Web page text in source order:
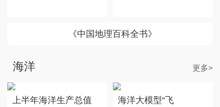
《中国地理百科全书》
海洋 更多>
上半年海洋生产总值
海洋大模型“飞